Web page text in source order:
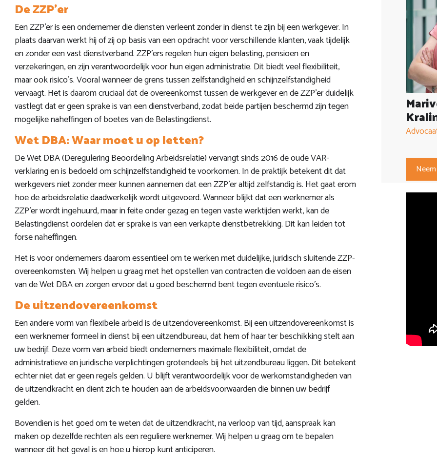
De ZZP'er
Een ZZP'er is een ondernemer die diensten verleent zonder in dienst te zijn bij een werkgever. In
plaats daarvan werkt hij of zij op basis van een opdracht voor verschillende klanten, vaak tijdelijk
en zonder een vast dienstverband. ZZP'ers regelen hun eigen belasting, pensioen en
verzekeringen, en zijn verantwoordelijk voor hun eigen administratie. Dit biedt veel flexibiliteit,
maar ook risico’s. Vooral wanneer de grens tussen zelfstandigheid en schijnzelfstandigheid
vervaagt. Het is daarom cruciaal dat de overeenkomst tussen de werkgever en de ZZP'er duidelijk
vastlegt dat er geen sprake is van een dienstverband, zodat beide partijen beschermd zijn tegen
mogelijke naheffingen of boetes van de Belastingdienst.
Wet DBA: Waar moet u op letten?
De Wet DBA (Deregulering Beoordeling Arbeidsrelatie) vervangt sinds 2016 de oude VAR-
verklaring en is bedoeld om schijnzelfstandigheid te voorkomen. In de praktijk betekent dit dat
werkgevers niet zonder meer kunnen aannemen dat een ZZP'er altijd zelfstandig is. Het gaat erom
hoe de arbeidsrelatie daadwerkelijk wordt uitgevoerd. Wanneer blijkt dat een werknemer als
ZZP'er wordt ingehuurd, maar in feite onder gezag en tegen vaste werktijden werkt, kan de
Belastingdienst oordelen dat er sprake is van een verkapte dienstbetrekking. Dit kan leiden tot
forse naheffingen.
Het is voor ondernemers daarom essentieel om te werken met duidelijke, juridisch sluitende ZZP-
overeenkomsten. Wij helpen u graag met het opstellen van contracten die voldoen aan de eisen
van de Wet DBA en zorgen ervoor dat u goed beschermd bent tegen eventuele risico's.
De uitzendovereenkomst
Een andere vorm van flexibele arbeid is de uitzendovereenkomst. Bij een uitzendovereenkomst is
een werknemer formeel in dienst bij een uitzendbureau, dat hem of haar ter beschikking stelt aan
uw bedrijf. Deze vorm van arbeid biedt ondernemers maximale flexibiliteit, omdat de
administratieve en juridische verplichtingen grotendeels bij het uitzendbureau liggen. Dit betekent
echter niet dat er geen regels gelden. U blijft verantwoordelijk voor de werkomstandigheden van
de uitzendkracht en dient zich te houden aan de arbeidsvoorwaarden die binnen uw bedrijf
gelden.
Bovendien is het goed om te weten dat de uitzendkracht, na verloop van tijd, aanspraak kan
maken op dezelfde rechten als een reguliere werknemer. Wij helpen u graag om te bepalen
wanneer dit het geval is en hoe u hierop kunt anticiperen.